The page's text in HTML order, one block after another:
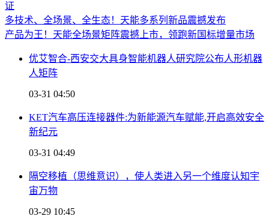
证
多技术、全场景、全生态！天能多系列新品震撼发布
产品为王！天能全场景矩阵震撼上市，领跑新国标增量市场
优艾智合-西安交大具身智能机器人研究院公布人形机器
人矩阵
03-31 04:50
KET汽车高压连接器件:为新能源汽车赋能,开启高效安全
新纪元
03-31 04:49
隔空移植（思维意识），使人类进入另一个维度认知宇
宙万物
03-29 10:45